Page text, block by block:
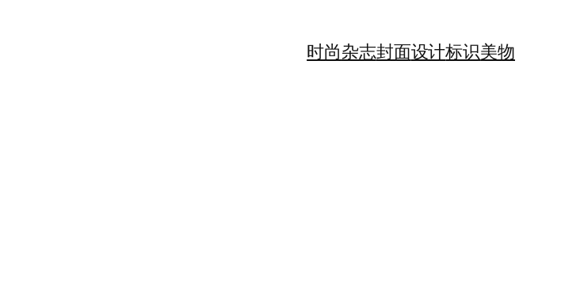
时尚杂志封面设计标识美物